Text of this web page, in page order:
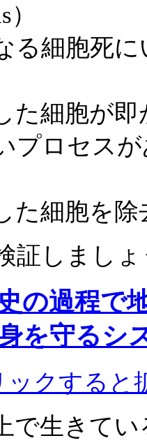
細胞死に
た細胞が
プロセス
た細胞を
証しまし
の過程で
を守るシ
で生きて